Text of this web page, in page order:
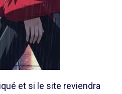
et si le site reviendra